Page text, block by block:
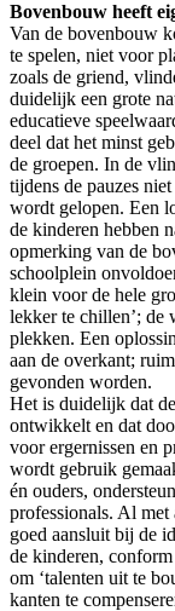
Bovenbouw heeft
Van de bovenbouw
te spelen, niet voor
zoals de griend,
duidelijk een grote
educatieve
deel dat het minst
de groepen. In de
tijdens de pauzes
wordt gelopen. Een
de kinderen hebben
opmerking van de
schoolplein
klein voor de hele
lekker te chillen’; de
plekken. Een
aan de overkant;
gevonden worden.
Het is duidelijk dat
ontwikkelt en dat
voor ergernissen en
wordt gebruik
én ouders,
professionals. Al
goed aansluit bij de
de kinderen,
om ‘talenten uit te
kanten te